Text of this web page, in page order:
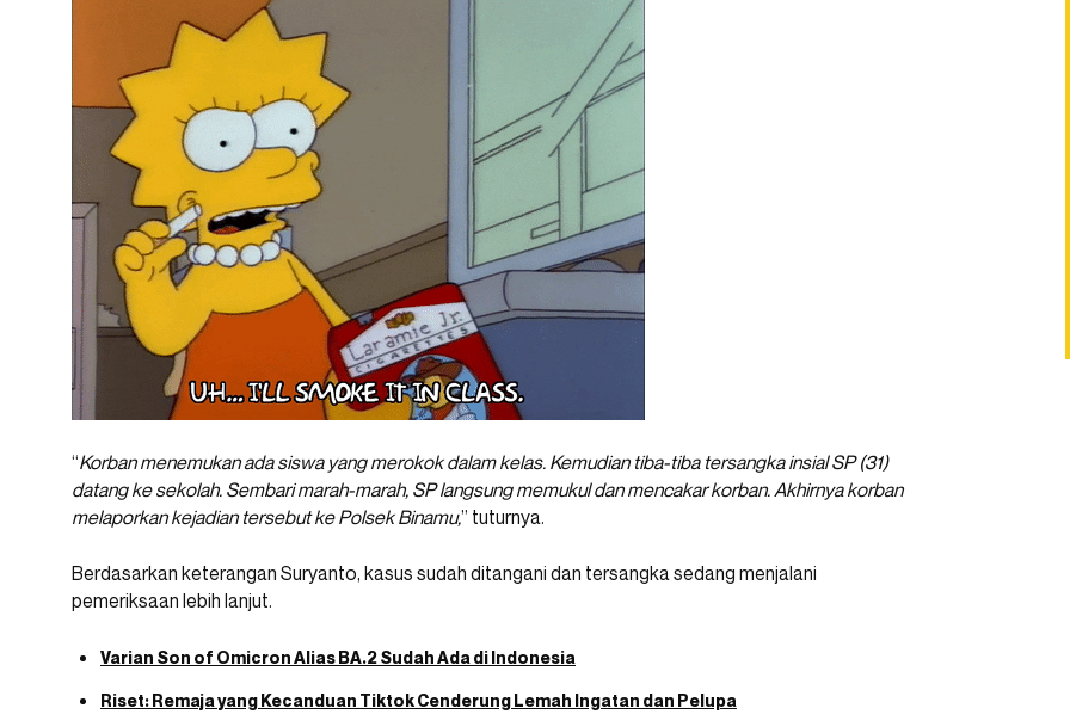
“Korban menemukan ada siswa yang merokok dalam kelas. Kemudian tiba-tiba tersangka insial SP (31)
datang ke sekolah. Sembari marah-marah, SP langsung memukul dan mencakar korban. Akhirnya korban
melaporkan kejadian tersebut ke Polsek Binamu,” tuturnya.
Berdasarkan keterangan Suryanto, kasus sudah ditangani dan tersangka sedang menjalani
pemeriksaan lebih lanjut.
Varian Son of Omicron Alias BA.2 Sudah Ada di Indonesia
Riset: Remaja yang Kecanduan Tiktok Cenderung Lemah Ingatan dan Pelupa